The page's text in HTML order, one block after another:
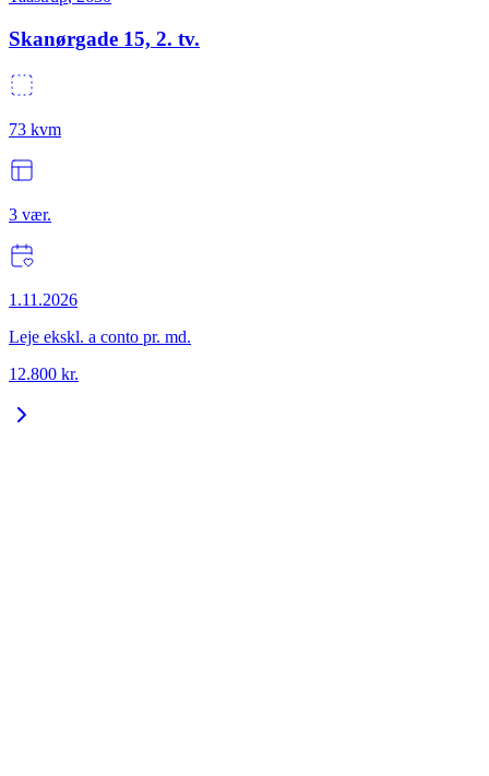
Skanørgade 15, 2. tv.
73 kvm
3 vær.
1.11.2026
Leje ekskl. a conto pr. md.
12.800 kr.